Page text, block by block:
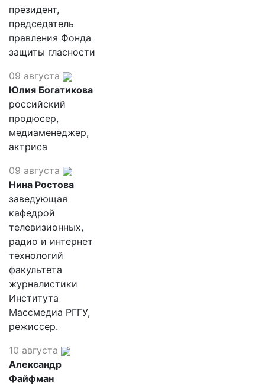
президент,
председатель
правления Фонда
защиты гласности
09 августа
Юлия Богатикова
российский
продюсер,
медиаменеджер,
актриса
09 августа
Нина Ростова
заведующая
кафедрой
телевизионных,
радио и интернет
технологий
факультета
журналистики
Института
Массмедиа РГГУ,
режиссер.
10 августа
Александр
Файфман